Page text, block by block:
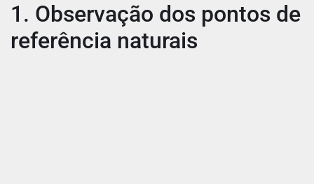
1. Observação dos pontos de
referência naturais